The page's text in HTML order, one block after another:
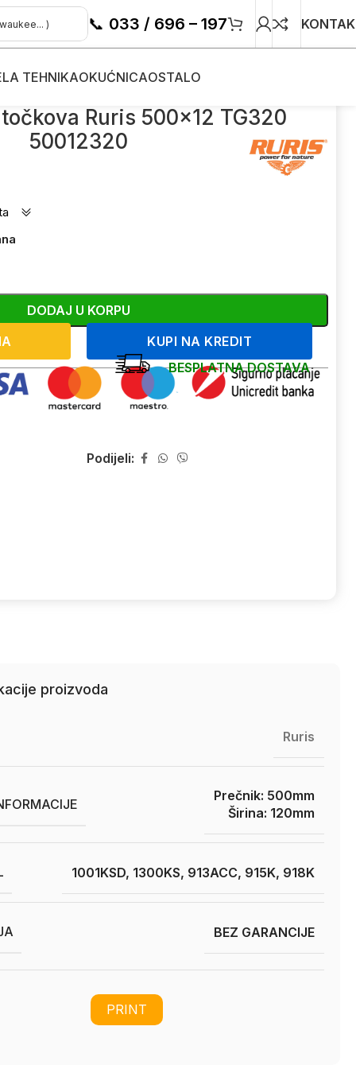
📞 033 / 696 – 197
TEHNIKAOKUĆNICAOSTALO
Ruris 500×12 TG320
50012320
DODAJ U KORPU
KUPI NA KREDIT
BESPLATNA DOSTAVA
Podijeli:
proizvoda
Ruris
Prečnik: 500mm
Širina: 120mm
1001KSD, 1300KS, 913ACC, 915K, 918K
BEZ GARANCIJE
PRINT